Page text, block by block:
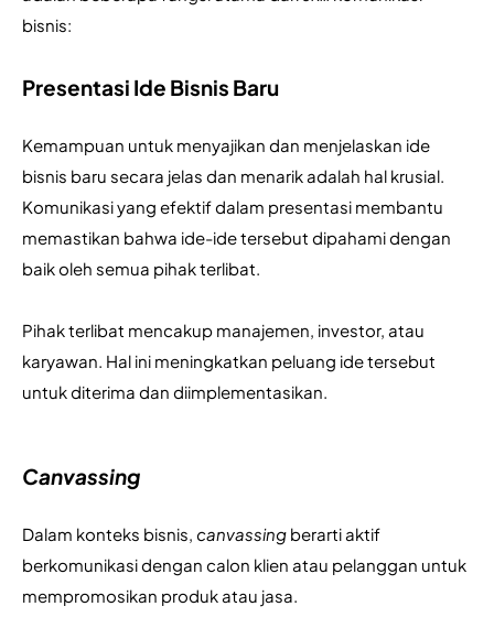
bisnis:
Presentasi Ide Bisnis Baru
Kemampuan untuk menyajikan dan menjelaskan ide
bisnis baru secara jelas dan menarik adalah hal krusial.
Komunikasi yang efektif dalam presentasi membantu
memastikan bahwa ide-ide tersebut dipahami dengan
baik oleh semua pihak terlibat.
Pihak terlibat mencakup manajemen, investor, atau
karyawan. Hal ini meningkatkan peluang ide tersebut
untuk diterima dan diimplementasikan.
Canvassing
Dalam konteks bisnis, canvassing berarti aktif
berkomunikasi dengan calon klien atau pelanggan untuk
mempromosikan produk atau jasa.